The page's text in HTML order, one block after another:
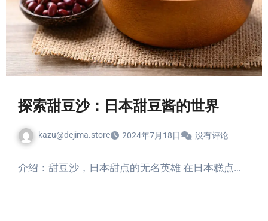
探索甜豆沙：日本甜豆酱的世界
kazu@dejima.store 2024年7月18日 没有评论
介绍：甜豆沙，日本甜点的无名英雄 在日本糕点…